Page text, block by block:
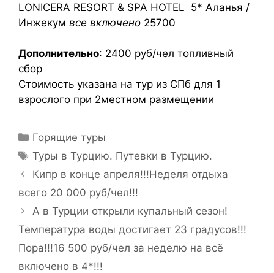
LONICERA RESORT & SPA HOTEL 5* Аланья /
Инжекум все включено 25700
Дополнительно: 2400 руб/чел топливный
сбор
Стоимость указана на тур из СПб для 1
взрослого при 2местном размещении
Горящие туры
Туры в Турцию. Путевки в Турцию.
Кипр в конце апреля!!!Неделя отдыха
всего 20 000 руб/чел!!!
А в Турции открыли купальный сезон!
Температура воды достигает 23 градусов!!!
Пора!!!16 500 руб/чел за неделю на всё
включено в 4*!!!